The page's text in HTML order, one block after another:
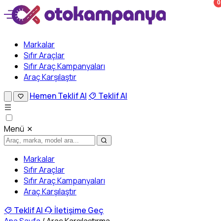
Markalar
Sıfır Araçlar
Sıfır Araç Kampanyaları
Araç Karşılaştır
0
Hemen Teklif Al Teklif Al
Menü
Markalar
Sıfır Araçlar
Sıfır Araç Kampanyaları
Araç Karşılaştır
Teklif Al
İletişime Geç